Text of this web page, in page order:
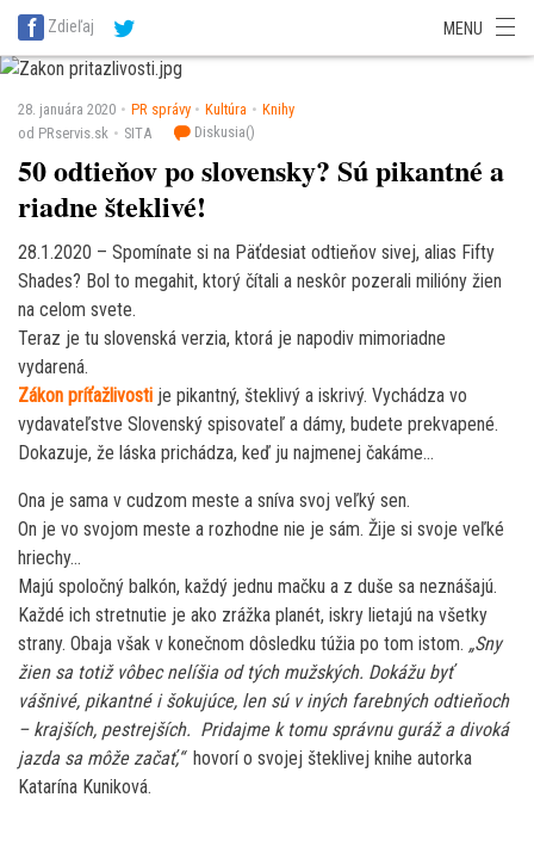
SITA Energetika
SITA Potravinárstvo
Zdieľaj MENU
28. januára 2020 PR správy Kultúra
Knihy
od PRservis.sk
SITA Diskusia()
50 odtieňov po slovensky? Sú pikantné a
riadne šteklivé!
28.1.2020 – Spomínate si na Päťdesiat odtieňov sivej, alias Fifty
Shades? Bol to megahit, ktorý čítali a neskôr pozerali milióny žien
na celom svete.
Teraz je tu slovenská verzia, ktorá je napodiv mimoriadne
vydarená.
Zákon príťažlivosti je pikantný, šteklivý a iskrivý. Vychádza vo
vydavateľstve Slovenský spisovateľ a dámy, budete prekvapené.
Dokazuje, že láska prichádza, keď ju najmenej čakáme…
Ona je sama v cudzom meste a sníva svoj veľký sen.
On je vo svojom meste a rozhodne nie je sám. Žije si svoje veľké
hriechy…
Majú spoločný balkón, každý jednu mačku a z duše sa neznášajú.
Každé ich stretnutie je ako zrážka planét, iskry lietajú na všetky
strany. Obaja však v konečnom dôsledku túžia po tom istom. „Sny
žien sa totiž vôbec nelíšia od tých mužských. Dokážu byť
vášnivé, pikantné i šokujúce, len sú v iných farebných odtieňoch
– krajších, pestrejších. Pridajme k tomu správnu guráž a divoká
jazda sa môže začať,“hovorí o svojej šteklivej knihe autorka
Katarína Kuniková.